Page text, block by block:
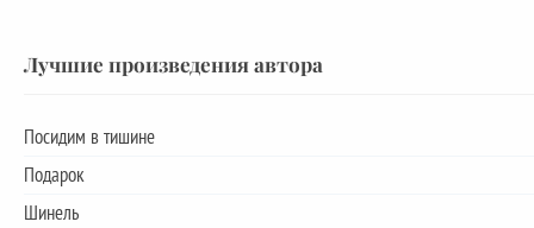
Лучшие произведения автора
Посидим в тишине
Подарок
Шинель